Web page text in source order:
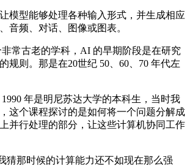
型能够处理各种输入形式，并生成相应
音频、对话、图像或图表。
古老的学科，AI 的早期阶段是在研究
规则。那是在20世纪 50、60、70 年代左
年是明尼苏达大学的本科生，当时我
这个课程探讨的是如何将一个问题分解成
并行处理的部分，让这些计算机协同工作
那时候的计算能力还不如现在那么强